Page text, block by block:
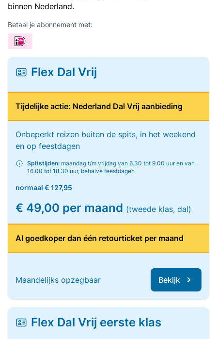
binnen Nederland.
Betaal je abonnement met:
Flex Dal Vrij
Tijdelijke actie: Nederland Dal Vrij aanbieding
Onbeperkt reizen buiten de spits, in het weekend
en op feestdagen
Spitstijden: maandag t/m vrijdag van 6.30 tot 9.00 uur en van
16.00 tot 18.30 uur, behalve feestdagen
normaal € 127,95
€ 49,00 per maand (tweede klas, dal)
Al goedkoper dan één retourticket per maand
Maandelijks opzegbaar Bekijk
Flex Dal Vrij eerste klas